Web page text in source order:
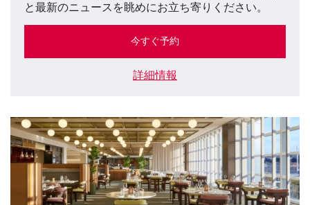
と最新のニュースを眺めにお立ち寄りください。
今すぐ予約
詳細情報